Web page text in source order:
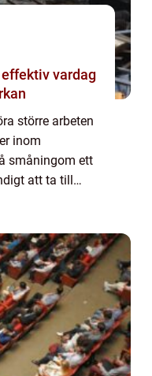
större arbeten
inom
småningom ett
att ta till